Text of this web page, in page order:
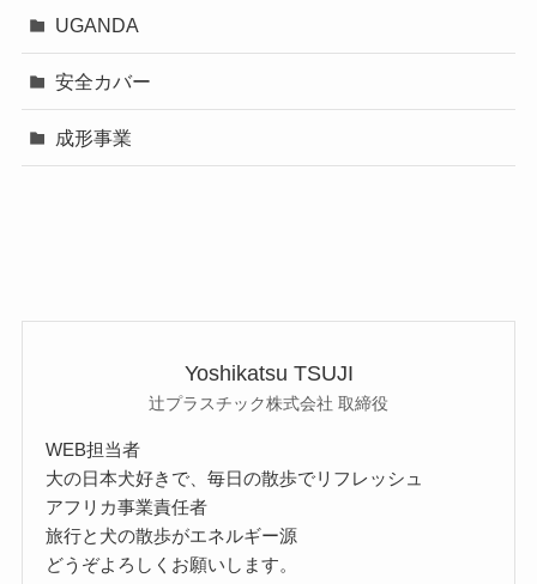
UGANDA
安全カバー
成形事業
Yoshikatsu TSUJI
辻プラスチック株式会社 取締役
WEB担当者
大の日本犬好きで、毎日の散歩でリフレッシュ
アフリカ事業責任者
旅行と犬の散歩がエネルギー源
どうぞよろしくお願いします。